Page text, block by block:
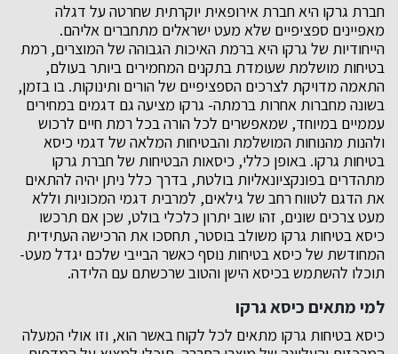
חברת גרקו היא חברת אירופאית יוקרתית שחרטה על דגלה
מאפיינים ספציפיים שלא מעט ישראלים מתחברים אליהם.
הייחודיות של גרקו היא ברמת האיכות הגבוהה של המוצרים, רמת
בטיחות מושלמת שעומדת בתקנים המחמירים ביותר בעולם,
התאמה מדויקת לצרכים הספציפיים של הורים ותינוקות. בו בזמן,
בשונה מחברות אחרות ברמתה- גרקו מציעה גם דגמים במחירים
עממיים במיוחד, שמאפשרים לכל הורה בכל רמת חיים לרכוש
ולהנות מהנוחות המושלמת והבטיחות המלאה של דגמי כיסא
בטיחות גרקו. באופן כללי, כיסאות הבטיחות של חברת גרקו
מתהדרים בפונקציונאליות בולטת, בדרך כלל ניתן יהיה להתאים
את הדגם לטווח רחב של גילאים, למרבית דגמי המכוניות וללא
מעט צרכים שונים, זהו שוב יתרון כלכלי בולט, שכן אם תרכשו
כיסא בטיחות גרקו משולב בוסטר, תחסכו את הרכישה העתידית
המחודשת של כיסא בטיחות נוסף כאשר הבייבי שלכם יגדל מעט-
תוכלו להשתמש בכיסא הישן והטוב שרכשתם עם הלידה.
למי מתאים כיסא גרקו
כיסא בטיחות גרקו מתאים לכל לקוח באשר הוא, וזו אולי המעלה